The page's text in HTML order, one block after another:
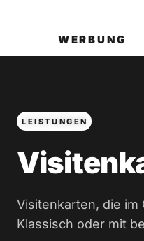
WERBUNG
LEISTUNGEN
Visitenkarten, die im
Klassisch oder mit